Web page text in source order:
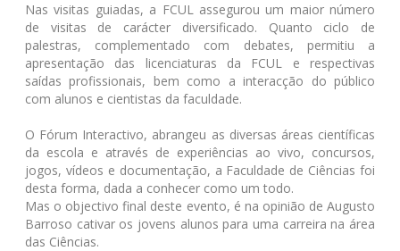
Nas visitas guiadas, a FCUL assegurou um maior número
de visitas de carácter diversificado. Quanto ciclo de
palestras, complementado com debates, permitiu a
apresentação das licenciaturas da FCUL e respectivas
saídas profissionais, bem como a interacção do público
com alunos e cientistas da faculdade.
O Fórum Interactivo, abrangeu as diversas áreas científicas
da escola e através de experiências ao vivo, concursos,
jogos, vídeos e documentação, a Faculdade de Ciências foi
desta forma, dada a conhecer como um todo.
Mas o objectivo final deste evento, é na opinião de Augusto
Barroso cativar os jovens alunos para uma carreira na área
das Ciências.